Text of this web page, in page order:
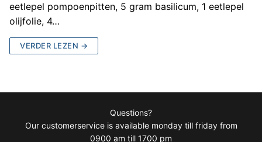
eetlepel pompoenpitten, 5 gram basilicum, 1 eetlepel
olijfolie, 4…
VERDER LEZEN →
Questions?
Our customerservice is available monday till friday from
0900 am till 1700 pm